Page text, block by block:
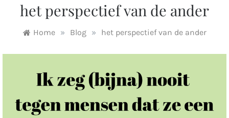
het perspectief van de ander
Home » Blog » het perspectief van de ander